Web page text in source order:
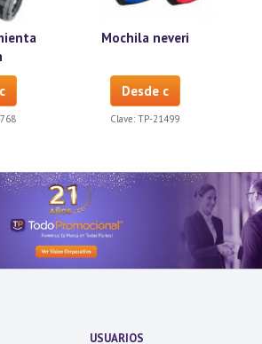
Mochila neveri
Desde c
Clave: TP-21499
USUARIOS